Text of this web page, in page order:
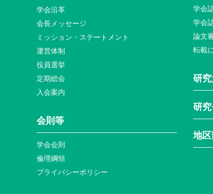
学会沿革
会長メッセージ
ミッション・ステートメント
運営体制
役員選挙
定期総会
入会案内
会則等
学会会則
倫理綱領
プライバシーポリシー
学会
学会
論文
転載
研
研
地